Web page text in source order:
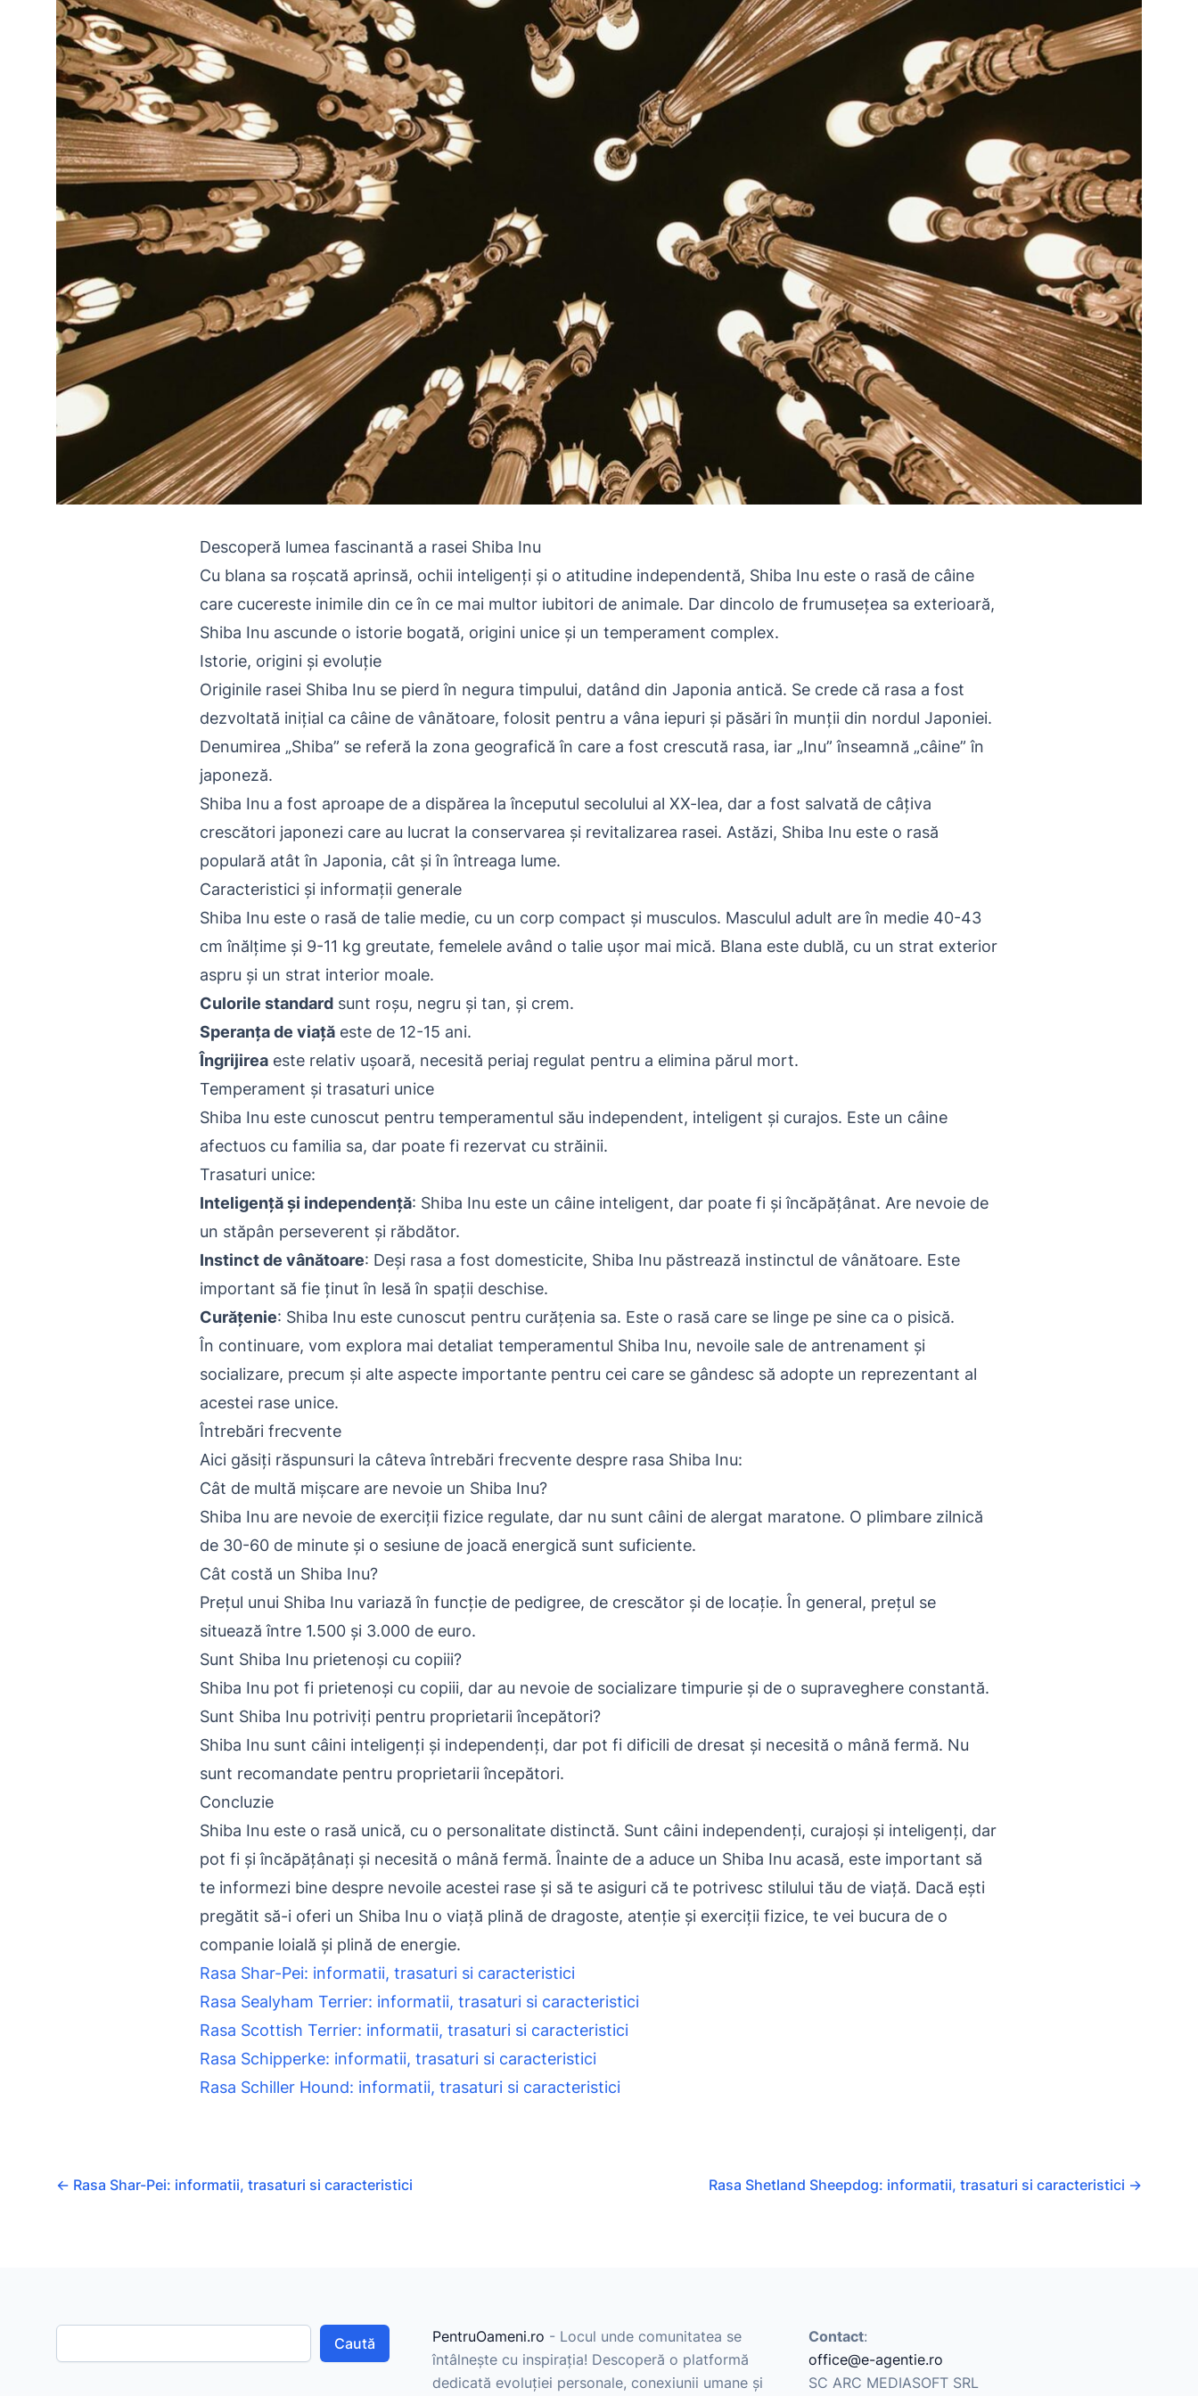
Descoperă lumea fascinantă a rasei Shiba Inu
Cu blana sa roșcată aprinsă, ochii inteligenți și o atitudine independentă, Shiba Inu este o rasă de câine
care cucereste inimile din ce în ce mai multor iubitori de animale. Dar dincolo de frumusețea sa exterioară,
Shiba Inu ascunde o istorie bogată, origini unice și un temperament complex.
Istorie, origini și evoluție
Originile rasei Shiba Inu se pierd în negura timpului, datând din Japonia antică. Se crede că rasa a fost
dezvoltată inițial ca câine de vânătoare, folosit pentru a vâna iepuri și păsări în munții din nordul Japoniei.
Denumirea „Shiba” se referă la zona geografică în care a fost crescută rasa, iar „Inu” înseamnă „câine” în
japoneză.
Shiba Inu a fost aproape de a dispărea la începutul secolului al XX-lea, dar a fost salvată de câțiva
crescători japonezi care au lucrat la conservarea și revitalizarea rasei. Astăzi, Shiba Inu este o rasă
populară atât în ​​Japonia, cât și în întreaga lume.
Caracteristici și informații generale
Shiba Inu este o rasă de talie medie, cu un corp compact și musculos. Masculul adult are în medie 40-43
cm înălțime și 9-11 kg greutate, femelele având o talie ușor mai mică. Blana este dublă, cu un strat exterior
aspru și un strat interior moale.
Culorile standard sunt roșu, negru și tan, și crem.
Speranța de viață este de 12-15 ani.
Îngrijirea este relativ ușoară, necesită periaj regulat pentru a elimina părul mort.
Temperament și trasaturi unice
Shiba Inu este cunoscut pentru temperamentul său independent, inteligent și curajos. Este un câine
afectuos cu familia sa, dar poate fi rezervat cu străinii.
Trasaturi unice:
Inteligență și independență: Shiba Inu este un câine inteligent, dar poate fi și încăpățânat. Are nevoie de
un stăpân perseverent și răbdător.
Instinct de vânătoare: Deși rasa a fost domesticite, Shiba Inu păstrează instinctul de vânătoare. Este
important să fie ținut în lesă în spații deschise.
Curățenie: Shiba Inu este cunoscut pentru curățenia sa. Este o rasă care se linge pe sine ca o pisică.
În continuare, vom explora mai detaliat temperamentul Shiba Inu, nevoile sale de antrenament și
socializare, precum și alte aspecte importante pentru cei care se gândesc să adopte un reprezentant al
acestei rase unice.
Întrebări frecvente
Aici găsiți răspunsuri la câteva întrebări frecvente despre rasa Shiba Inu:
Cât de multă mișcare are nevoie un Shiba Inu?
Shiba Inu are nevoie de exerciții fizice regulate, dar nu sunt câini de alergat maratone. O plimbare zilnică
de 30-60 de minute și o sesiune de joacă energică sunt suficiente.
Cât costă un Shiba Inu?
Prețul unui Shiba Inu variază în funcție de pedigree, de crescător și de locație. În general, prețul se
situează între 1.500 și 3.000 de euro.
Sunt Shiba Inu prietenoși cu copiii?
Shiba Inu pot fi prietenoși cu copiii, dar au nevoie de socializare timpurie și de o supraveghere constantă.
Sunt Shiba Inu potriviți pentru proprietarii începători?
Shiba Inu sunt câini inteligenți și independenți, dar pot fi dificili de dresat și necesită o mână fermă. Nu
sunt recomandate pentru proprietarii începători.
Concluzie
Shiba Inu este o rasă unică, cu o personalitate distinctă. Sunt câini independenți, curajoși și inteligenți, dar
pot fi și încăpățânați și necesită o mână fermă. Înainte de a aduce un Shiba Inu acasă, este important să
te informezi bine despre nevoile acestei rase și să te asiguri că te potrivesc stilului tău de viață. Dacă ești
pregătit să-i oferi un Shiba Inu o viață plină de dragoste, atenție și exerciții fizice, te vei bucura de o
companie loială și plină de energie.
Rasa Shar-Pei: informatii, trasaturi si caracteristici
Rasa Sealyham Terrier: informatii, trasaturi si caracteristici
Rasa Scottish Terrier: informatii, trasaturi si caracteristici
Rasa Schipperke: informatii, trasaturi si caracteristici
Rasa Schiller Hound: informatii, trasaturi si caracteristici
← Rasa Shar-Pei: informatii, trasaturi si caracteristici Rasa Shetland Sheepdog: informatii, trasaturi si caracteristici →
Caută PentruOameni.ro - Locul unde comunitatea se
întâlnește cu inspirația! Descoperă o platformă
dedicată evoluției personale, conexiunii umane și
Contact:
office@e-agentie.ro
SC ARC MEDIASOFT SRL